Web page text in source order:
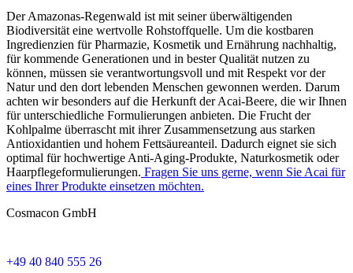
Der Amazonas-Regenwald ist mit seiner überwältigenden
Biodiversität eine wertvolle Rohstoffquelle. Um die kostbaren
Ingredienzien für Pharmazie, Kosmetik und Ernährung nachhaltig,
für kommende Generationen und in bester Qualität nutzen zu
können, müssen sie verantwortungsvoll und mit Respekt vor der
Natur und den dort lebenden Menschen gewonnen werden. Darum
achten wir besonders auf die Herkunft der Acai-Beere, die wir Ihnen
für unterschiedliche Formulierungen anbieten. Die Frucht der
Kohlpalme überrascht mit ihrer Zusammensetzung aus starken
Antioxidantien und hohem Fettsäureanteil. Dadurch eignet sie sich
optimal für hochwertige Anti-Aging-Produkte, Naturkosmetik oder
Haarpflegeformulierungen. Fragen Sie uns gerne, wenn Sie Acai für
eines Ihrer Produkte einsetzen möchten.
Cosmacon GmbH
+49 40 840 555 26